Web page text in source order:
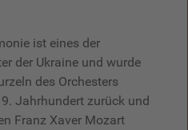
ist eines der
der Ukraine und wurde
des Orchesters
Jahrhundert zurück und
Franz Xaver Mozart